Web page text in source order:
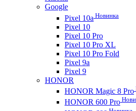
Google
Pixel 10a Новинка
Pixel 10
Pixel 10 Pro
Pixel 10 Pro XL
Pixel 10 Pro Fold
Pixel 9a
Pixel 9
HONOR
HONOR Magic 8 Pro
HONOR 600 Pro